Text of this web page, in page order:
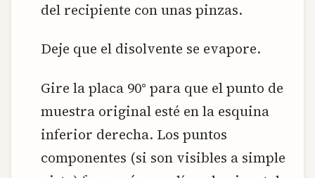
del recipiente con unas pinzas.
Deje que el disolvente se evapore.
Gire la placa 90° para que el punto de
muestra original esté en la esquina
inferior derecha. Los puntos
componentes (si son visibles a simple